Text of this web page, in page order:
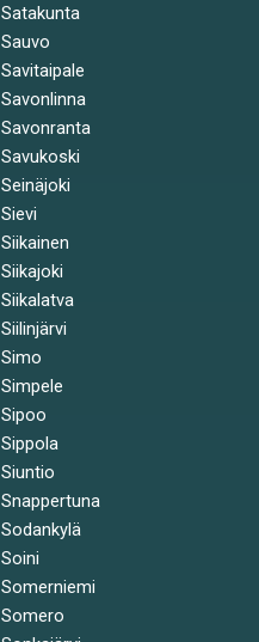
Satakunta
Sauvo
Savitaipale
Savonlinna
Savonranta
Savukoski
Seinäjoki
Sievi
Siikainen
Siikajoki
Siikalatva
Siilinjärvi
Simo
Simpele
Sipoo
Sippola
Siuntio
Snappertuna
Sodankylä
Soini
Somerniemi
Somero